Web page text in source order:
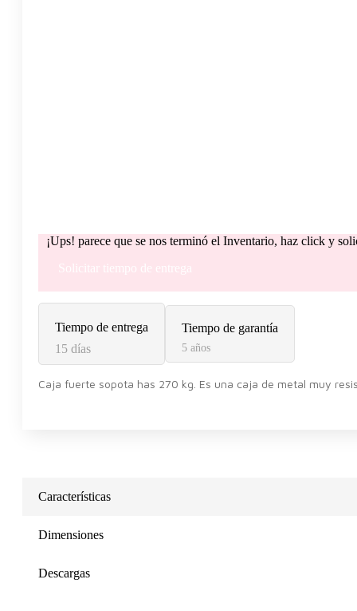
¡Ups! parece que se nos terminó el Inventario, haz click y
Solicitar tiempo de entrega
Tiempo de entrega
15 días
Tiempo de garantía
5 años
Caja fuerte sopota has 270 kg. Es una caja de metal muy
Características
Dimensiones
Descargas